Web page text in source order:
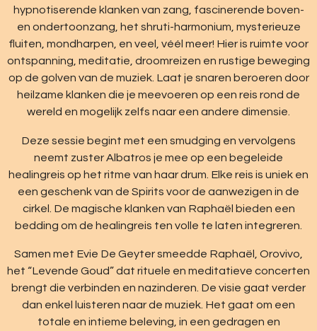
hypnotiserende klanken van zang, fascinerende boven-
en ondertoonzang, het shruti-harmonium, mysterieuze
fluiten, mondharpen, en veel, véél meer! Hier is ruimte voor
ontspanning, meditatie, droomreizen en rustige beweging
op de golven van de muziek. Laat je snaren beroeren door
heilzame klanken die je meevoeren op een reis rond de
wereld en mogelijk zelfs naar een andere dimensie.
Deze sessie begint met een smudging en vervolgens
neemt zuster Albatros je mee op een begeleide
healingreis op het ritme van haar drum. Elke reis is uniek en
een geschenk van de Spirits voor de aanwezigen in de
cirkel. De magische klanken van Raphaël bieden een
bedding om de healingreis ten volle te laten integreren.
Samen met Evie De Geyter smeedde Raphaël, Orovivo,
het “Levende Goud” dat rituele en meditatieve concerten
brengt die verbinden en nazinderen. De visie gaat verder
dan enkel luisteren naar de muziek. Het gaat om een
totale en intieme beleving, in een gedragen en